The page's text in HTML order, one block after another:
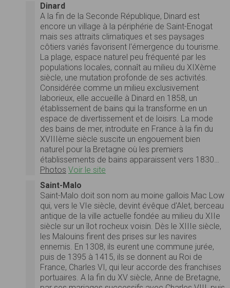
Dinard
A la fin de la Seconde République, Dinard est
encore un village à la périphérie de Saint-Enogat
mais ses attraits climatiques et ses paysages
côtiers variés favorisent l'émergence du tourisme.
La plage, espace naturel peu fréquenté par les
populations locales, connaît au milieu du XIXème
siècle, une mutation profonde de ses activités.
Considérée comme un milieu exclusivement
laborieux, elle accueille à Dinard en 1858, un
établissement de bains qui la transforme en un
espace de divertissement et de loisirs. La mode
des bains de mer, introduite en France à la fin du
XVIIIème siècle suscite un engouement bien
naturel pour la Bretagne où les premiers
établissements de bains apparaissent vers 1830…
Photos Voir le site
Saint-Malo
Saint-Malo doit son nom au moine gallois Mac Low
qui, vers le VIe siècle, devint évêque d'Alet, berceau
antique de la ville actuelle fondée au milieu du XIIe
siècle sur un îlot rocheux voisin. Dès le XIIIe siècle,
les Malouins firent des prises sur les navires
ennemis. En 1308, ils eurent une commune jurée,
puis de 1395 à 1415, ils se donnent au Roi de
France, Charles VI, qui leur accorde des franchises
portuaires. A la fin du XV siècle, Anne de Bretagne,